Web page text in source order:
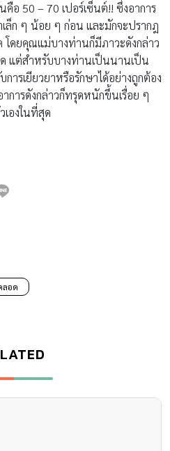
50 – 70 เปอร์เซ็นต์!! ซึ่งอาการ
เล็ก ๆ น้อย ๆ ก่อน และมักจะปรากฎ
โดยคุณแม่บางท่านก็มีภาวะดังกล่าว
แต่สำหรับบางท่านเป็นนานเป็น
การเยียวยาหรือรักษาได้อย่างถูกต้อง
ารดังกล่าวก็ทรุดหนักขึ้นเรื่อย ๆ
องในที่สุด
ลอด